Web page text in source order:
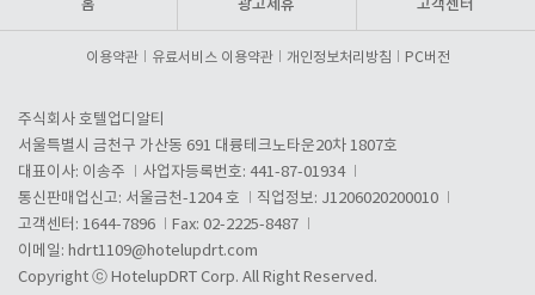
홈 광고제휴 고객센터
이용약관 유료서비스 이용약관 개인정보처리방침 PC버전
주식회사 호텔업디알티
서울특별시 금천구 가산동 691 대륭테크노타운20차 1807호
대표이사: 이송주
사업자등록번호: 441-87-01934
통신판매업신고: 서울금천-1204 호
직업정보: J1206020200010
고객센터: 1644-7896
Fax: 02-2225-8487
이메일: hdrt1109@hotelupdrt.com
Copyright ⓒ HotelupDRT Corp. All Right Reserved.